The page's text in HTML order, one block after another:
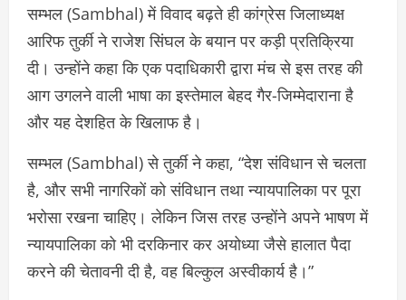
सम्भल (Sambhal) में विवाद बढ़ते ही कांग्रेस जिलाध्यक्ष
आरिफ तुर्की ने राजेश सिंघल के बयान पर कड़ी प्रतिक्रिया
दी। उन्होंने कहा कि एक पदाधिकारी द्वारा मंच से इस तरह की
आग उगलने वाली भाषा का इस्तेमाल बेहद गैर-जिम्मेदाराना है
और यह देशहित के खिलाफ है।
सम्भल (Sambhal) से तुर्की ने कहा, “देश संविधान से चलता
है, और सभी नागरिकों को संविधान तथा न्यायपालिका पर पूरा
भरोसा रखना चाहिए। लेकिन जिस तरह उन्होंने अपने भाषण में
न्यायपालिका को भी दरकिनार कर अयोध्या जैसे हालात पैदा
करने की चेतावनी दी है, वह बिल्कुल अस्वीकार्य है।”